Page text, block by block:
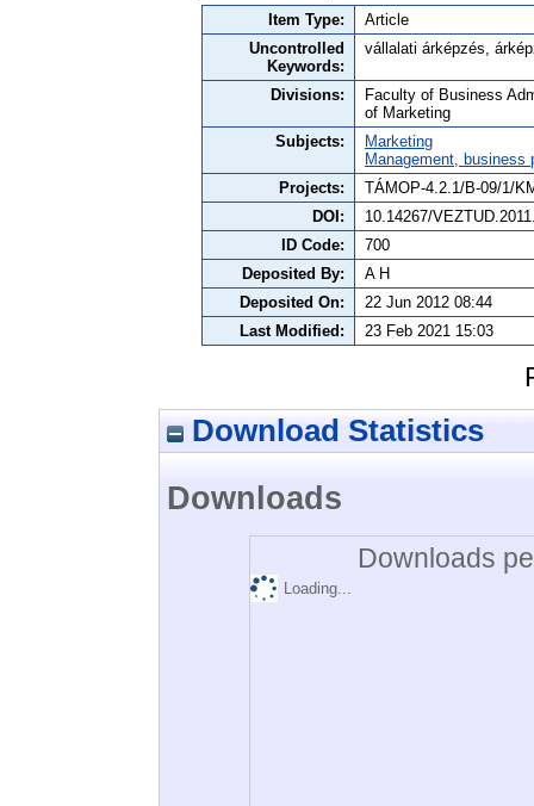
Item Type:
Article
Uncontrolled
Keywords:
vállalati árképzés,
Divisions:
Faculty of Business
of Marketing
Subjects:
Marketing
Management,
Projects:
TÁMOP-4.2.1/B-09/1/
DOI:
10.14267/
ID Code:
700
Deposited By:
A H
Deposited On:
22 Jun 2012 08:44
Last Modified:
23 Feb 2021 15:03
Download Statistics
Downloads
Downloads
Loading...